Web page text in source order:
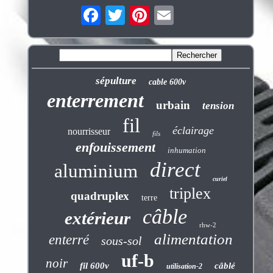
sépulture cable 600v
enterrement urbain tension
nourrisseur fil fils éclairage
enfouissement inhumation
aluminium direct curiel
quadruplex terre triplex
extérieur câble rhw-2
enterré sous-sol alimentation
noir fil 600v uf-b utilisation-2 câblé